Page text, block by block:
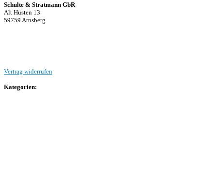
Schulte & Stratmann GbR
Alt Hüsten 13
59759 Arnsberg
Vertrag widerrufen
Kategorien: